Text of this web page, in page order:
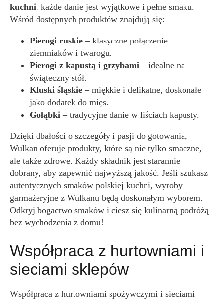
kuchni, każde danie jest wyjątkowe i pełne smaku.
Wśród dostępnych produktów znajdują się:
Pierogi ruskie – klasyczne połączenie
ziemniaków i twarogu.
Pierogi z kapustą i grzybami – idealne na
świąteczny stół.
Kluski śląskie – miękkie i delikatne, doskonałe
jako dodatek do mięs.
Gołąbki – tradycyjne danie w liściach kapusty.
Dzięki dbałości o szczegóły i pasji do gotowania,
Wulkan oferuje produkty, które są nie tylko smaczne,
ale także zdrowe. Każdy składnik jest starannie
dobrany, aby zapewnić najwyższą jakość. Jeśli szukasz
autentycznych smaków polskiej kuchni, wyroby
garmażeryjne z Wulkanu będą doskonałym wyborem.
Odkryj bogactwo smaków i ciesz się kulinarną podróżą
bez wychodzenia z domu!
Współpraca z hurtowniami i
sieciami sklepów
Współpraca z hurtowniami spożywczymi i sieciami